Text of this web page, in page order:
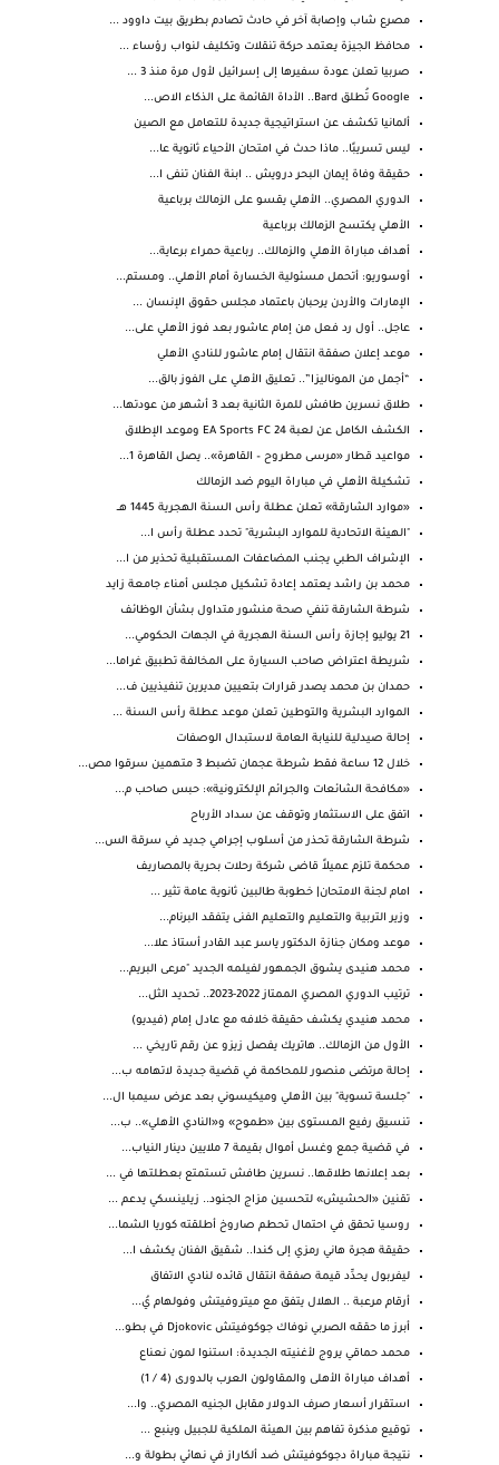
مصرع شاب وإصابة آخر في حادث تصادم بطريق بيت داوود ...
محافظ الجيزة يعتمد حركة تنقلات وتكليف لنواب رؤساء ...
صربيا تعلن عودة سفيرها إلى إسرائيل لأول مرة منذ 3 ...
Google تُطلق Bard.. الأداة القائمة على الذكاء الاص...
ألمانيا تكشف عن استراتيجية جديدة للتعامل مع الصين
ليس تسريبًا.. ماذا حدث في امتحان الأحياء ثانوية عا...
حقيقة وفاة إيمان البحر درويش .. ابنة الفنان تنفى ا...
الدوري المصري.. الأهلي يقسو على الزمالك برباعية
الأهلي يكتسح الزمالك برباعية
أهداف مباراة الأهلي والزمالك.. رباعية حمراء برعاية...
أوسوريو: أتحمل مسئولية الخسارة أمام الأهلي.. ومستم...
الإمارات والأردن يرحبان باعتماد مجلس حقوق الإنسان ...
عاجل.. أول رد فعل من إمام عاشور بعد فوز الأهلي على...
موعد إعلان صفقة انتقال إمام عاشور للنادي الأهلي
“أجمل من الموناليزا”.. تعليق الأهلي على الفوز بالق...
طلاق نسرين طافش للمرة الثانية بعد 3 أشهر من عودتها...
الكشف الكامل عن لعبة EA Sports FC 24 وموعد الإطلاق
مواعيد قطار «مرسى مطروح – القاهرة».. يصل القاهرة 1...
تشكيلة الأهلي في مباراة اليوم ضد الزمالك
«موارد الشارقة» تعلن عطلة رأس السنة الهجرية 1445 هــ
"الهيئة الاتحادية للموارد البشرية" تحدد عطلة رأس ا...
الإشراف الطبي يجنب المضاعفات المستقبلية تحذير من ا...
محمد بن راشد يعتمد إعادة تشكيل مجلس أمناء جامعة زايد
شرطة الشارقة تنفي صحة منشور متداول بشأن الوظائف
21 يوليو إجازة رأس السنة الهجرية في الجهات الحكومي...
شريطة اعتراض صاحب السيارة على المخالفة تطبيق غراما...
حمدان بن محمد يصدر قرارات بتعيين مديرين تنفيذيين ف...
الموارد البشرية والتوطين تعلن موعد عطلة رأس السنة ...
إحالة صيدلية للنيابة العامة لاستبدال الوصفات
خلال 12 ساعة فقط شرطة عجمان تضبط 3 متهمين سرقوا مص...
«مكافحة الشائعات والجرائم الإلكترونية»: حبس صاحب م...
اتفق على الاستثمار وتوقف عن سداد الأرباح
شرطة الشارقة تحذر من أسلوب إجرامي جديد في سرقة الس...
محكمة تلزم عميلاً قاضى شركة رحلات بحرية بالمصاريف
امام لجنة الامتحان| خطوبة طالبين ثانوية عامة تثير ...
وزير التربية والتعليم والتعليم الفنى يتفقد البرنام...
موعد ومكان جنازة الدكتور ياسر عبد القادر أستاذ علا...
محمد هنيدى يشوق الجمهور لفيلمه الجديد "مرعى البريم...
ترتيب الدوري المصري الممتاز 2022-2023.. تحديد الثل...
محمد هنيدي يكشف حقيقة خلافه مع عادل إمام (فيديو)
الأول من الزمالك.. هاتريك يفصل زيزو عن رقم تاريخي ...
إحالة مرتضى منصور للمحاكمة في قضية جديدة لاتهامه ب...
"جلسة تسوية" بين الأهلي وميكيسوني بعد عرض سيمبا ال...
تنسيق رفيع المستوى بين «طموح» و«النادي الأهلي».. ب...
في قضية جمع وغسل أموال بقيمة 7 ملايين دينار النياب...
بعد إعلانها طلاقها.. نسرين طافش تستمتع بعطلتها في ...
تقنين «الحشيش» لتحسين مزاج الجنود.. زيلينسكي يدعم ...
روسيا تحقق في احتمال تحطم صاروخ أطلقته كوريا الشما...
حقيقة هجرة هاني رمزي إلى كندا.. شقيق الفنان يكشف ا...
ليفربول يحدِّد قيمة صفقة انتقال قائده لنادي الاتفاق
أرقام مرعبة .. الهلال يتفق مع ميتروفيتش وفولهام يُ...
أبرز ما حققه الصربي نوفاك جوكوفيتش Djokovic في بطو...
محمد حماقي يروج لأغنيته الجديدة: استنوا لمون نعناع
أهداف مباراة الأهلى والمقاولون العرب بالدورى (4 / 1)
استقرار أسعار صرف الدولار مقابل الجنيه المصري.. وا...
توقيع مذكرة تفاهم بين الهيئة الملكية للجبيل وينبع ...
نتيجة مباراة دجوكوفيتش ضد ألكاراز في نهائي بطولة و...